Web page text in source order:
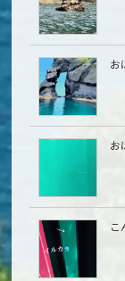
お
お
こ